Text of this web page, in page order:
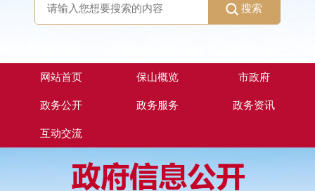
搜索
网站首页 保山概览 市政府
政务公开 政务服务 政务资讯
互动交流